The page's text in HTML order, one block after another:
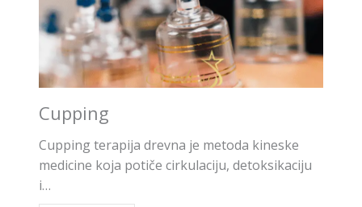
Cupping
Cupping terapija drevna je metoda kineske
medicine koja potiče cirkulaciju, detoksikaciju
i…